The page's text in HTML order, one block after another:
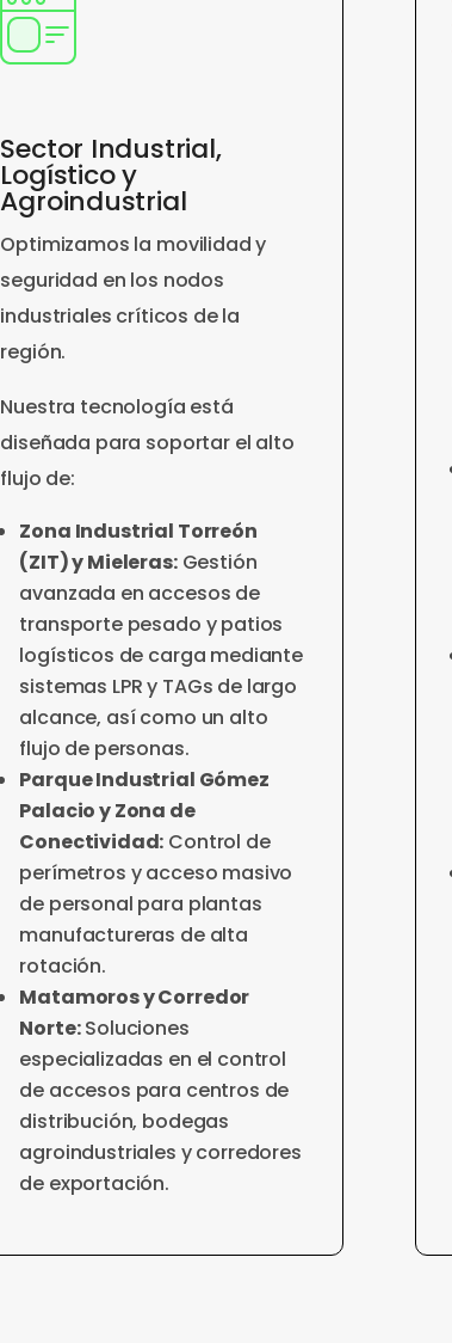
Sector Industrial,
Logístico y
Agroindustrial
Optimizamos la movilidad y
seguridad en los nodos
industriales críticos de la
región.
Nuestra tecnología está
diseñada para soportar el alto
flujo de:
Zona Industrial Torreón
(ZIT) y Mieleras:Gestión
avanzada en accesos de
transporte pesado y patios
logísticos de carga mediante
sistemas LPR y TAGs de largo
alcance, así como un alto
flujo de personas.
Parque Industrial Gómez
Palacio y Zona de
Conectividad: Control de
perímetros y acceso masivo
de personal para plantas
manufactureras de alta
rotación.
Matamoros y Corredor
Norte:Soluciones
especializadas en el control
de accesos para centros de
distribución, bodegas
agroindustriales y corredores
de exportación.